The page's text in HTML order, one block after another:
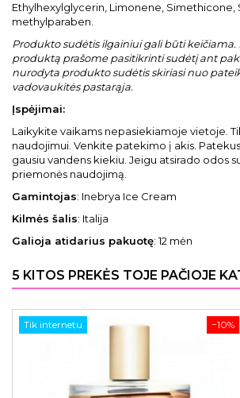
Ethylhexylglycerin, Limonene, Simethicone,
methylparaben.
Produkto sudėtis ilgainiui gali būti
produktą prašome pasitikrinti sudėtį ant
nurodyta produkto sudėtis skiriasi nuo
vadovaukitės pastarąja.
Įspėjimai:
Laikykite vaikams nepasiekiamoje vietoje.
naudojimui. Venkite patekimo į akis.
gausiu vandens kiekiu. Jeigu atsirado odos
priemonės naudojimą.
Gamintojas: Inebrya Ice Cream
Kilmės šalis: Italija
Galioja atidarius pakuotę: 12 mėn
5 KITOS PREKĖS TOJE PAČIOJE
−10%
Tik internetu